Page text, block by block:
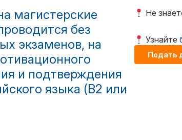
магистерские
без
экзаменов, на
и подтверждения
языка (B2 или
Не
Узнайте
Подать